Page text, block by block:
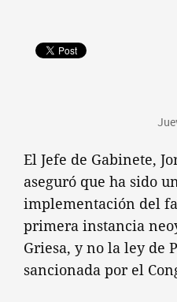
El Jefe de Gabinete,
aseguró que ha sido
implementación del
primera instancia
Griesa, y no la ley de
sancionada por el